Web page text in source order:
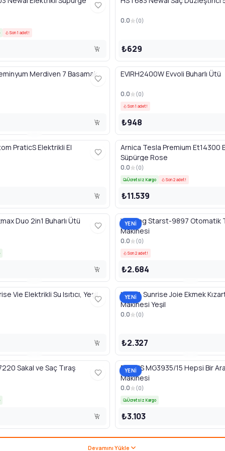
Son 1 adet!
0.0 (0)
₺629
Merdiven 7 Basamak EVIRH2400W Evvoli Buharlı Ütü
0.0 (0)
Son 1 adet!
₺948
PraticS Elektrikli El
Arnica Tesla Premium Et14300
Süpürge Rose
0.0 (0)
Ücretsiz Kargo Son 2 adet!
₺11.539
Duo 2in1 Buharlı Ütü YENİ
Winning Starst-9897 Otomatik
Makinesi
0.0 (0)
Son 2 adet!
₺2.684
Vie Elektrikli Su Isıtıcı, Yeşil YENİ
UFESA Sunrise Joie Ekmek
Makinesi Yeşil
0.0 (0)
₺2.327
Sakal ve Saç Tıraş
YENİ
PHILIPS MG3935/15 Hepsi Bir
Makinesi
0.0 (0)
Ücretsiz Kargo
₺3.103
Devamını Yükle